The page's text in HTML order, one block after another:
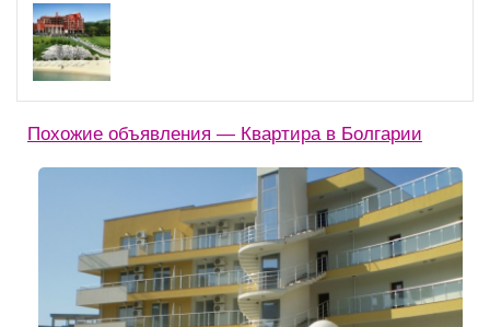
Похожие объявления — Квартира в Болгарии